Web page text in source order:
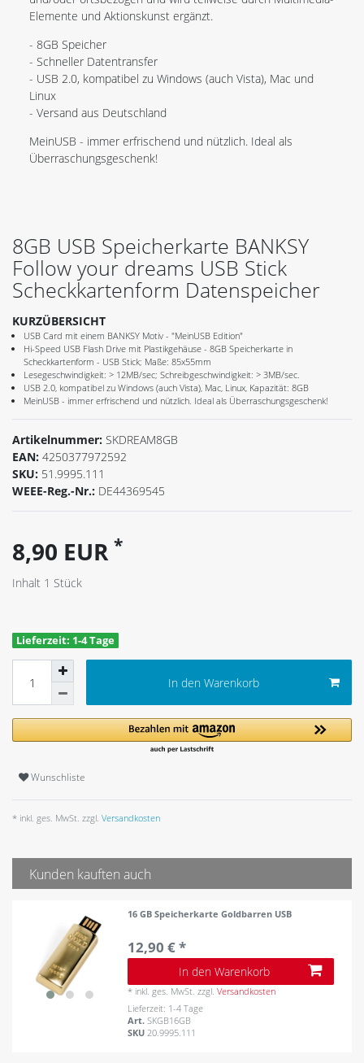
Elemente und Aktionskunst ergänzt.
- 8GB Speicher
- Schneller Datentransfer
- USB 2.0, kompatibel zu Windows (auch Vista), Mac und
Linux
- Versand aus Deutschland
MeinUSB - immer erfrischend und nützlich. Ideal als
Überraschungsgeschenk!
8GB USB Speicherkarte BANKSY
Follow your dreams USB Stick
Scheckkartenform Datenspeicher
KURZÜBERSICHT
USB Card mit einem BANKSY Motiv - "MeinUSB Edition"
Hi-Speed USB Flash Drive mit Plastikgehäuse - 8GB Speicherkarte in
Scheckkartenform - USB Stick; Maße: 85x55mm
Lesegeschwindigkeit: > 12MB/sec; Schreibgeschwindigkeit: > 3MB/sec.
USB 2.0, kompatibel zu Windows (auch Vista), Mac, Linux, Kapazität: 8GB
MeinUSB - immer erfrischend und nützlich. Ideal als Überraschungsgeschenk!
Artikelnummer: SKDREAM8GB
EAN: 4250377972592
SKU: 51.9995.111
WEEE-Reg.-Nr.: DE44369545
8,90 EUR *
Inhalt 1 Stück
Lieferzeit: 1-4 Tage
In den Warenkorb
Wunschliste
* inkl. ges. MwSt. zzgl. Versandkosten
Kunden kauften auch
16 GB Speicherkarte Goldbarren USB
12,90 € *
In den Warenkorb
* inkl. ges. MwSt. zzgl.Versandkosten
Lieferzeit: 1-4 Tage
Art.SKGB16GB
SKU 20.9995.111